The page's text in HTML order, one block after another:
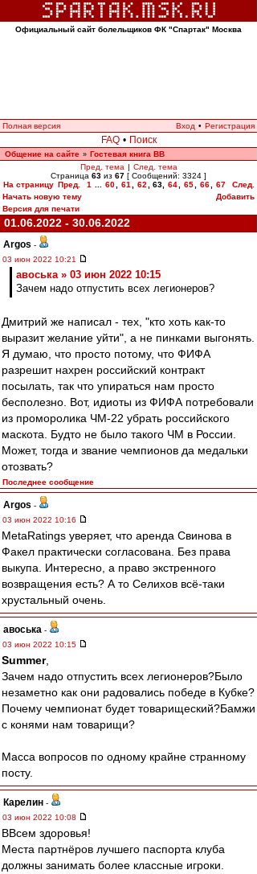
Официальный сайт болельщиков ФК "Спартак" Москва
Полная версия Вход • Регистрация
FAQ • Поиск
Общение на сайте » Гостевая книга ВВ
Пред. тема | След. тема
Страница 63 из 67 [ Сообщений: 3324 ]
На страницу Пред. 1 60 61 62 63, 64 65 66 67
След.
Начать новую тему
Добавить
Версия для печати
01.06.2022 - 30.06.2022
Argos -
03 июн 2022 10:21
авоська » 03 июн 2022 10:15
Зачем надо отпустить всех легионеров?
Дмитрий же написал - тех, "кто хоть как-то
выразит желание уйти", а не пинками выгонять.
Я думаю, что просто потому, что ФИФА
разрешит нахрен российский контракт
посылать, так что упираться нам просто
бесполезно. Вот, идиоты из ФИФА потребовали
из проморолика ЧМ-22 убрать российского
маскота. Будто не было такого ЧМ в России.
Может, тогда и звание чемпионов да медальки
отозвать?
Последнее сообщение
Argos -
03 июн 2022 10:16
MetaRatings уверяет, что аренда Свинова в
Факел практически согласована. Без права
выкупа. Интересно, а право экстренного
возвращения есть? А то Селихов всё-таки
хрустальный очень.
авоська -
03 июн 2022 10:15
Summer,
Зачем надо отпустить всех легионеров?Было
незаметно как они радовались победе в Кубке?
Почему чемпионат будет товарищеский?Бамжи
с конями нам товарищи?
Масса вопросов по одному крайне странному
посту.
Карелин -
03 июн 2022 10:08
ВВсем здоровья!
Места партнёров лучшего паспорта клуба
должны занимать более классные игроки.